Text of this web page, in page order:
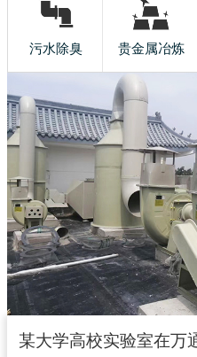
污水除臭 贵金属冶炼